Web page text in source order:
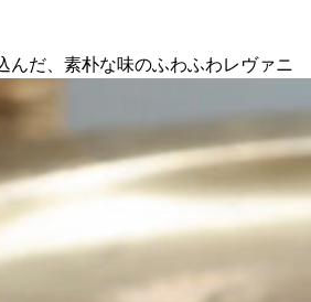
んだ、素朴な味のふわふわレヴァニ